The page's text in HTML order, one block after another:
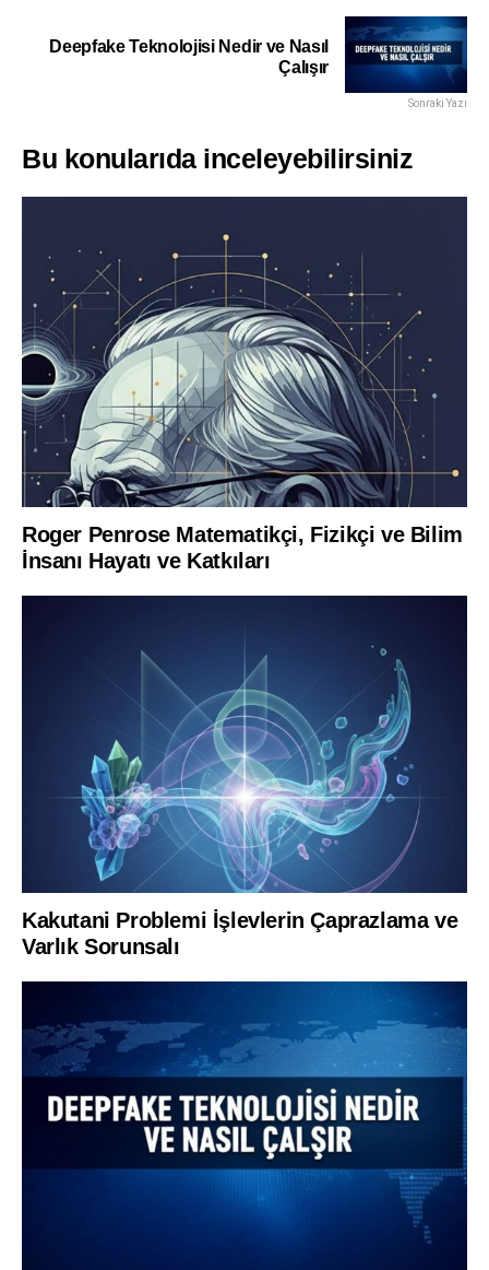
Deepfake Teknolojisi Nedir ve Nasıl
Çalışır
Sonraki Yazı
Bu konularıda inceleyebilirsiniz
Roger Penrose Matematikçi, Fizikçi ve Bilim
İnsanı Hayatı ve Katkıları
Kakutani Problemi İşlevlerin Çaprazlama ve
Varlık Sorunsalı